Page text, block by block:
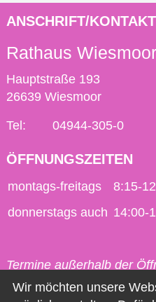
ANSCHRIFT/KONTAKT
Rathaus Wiesmoor
Hauptstraße 193
26639 Wiesmoor
Tel: 04944-305-0
ÖFFNUNGSZEITEN
montags-freitags
8:15-
donnerstags auch 14:00-
Termine außerhalb der
vorheriger Vereinbarung
Wir möchten unsere